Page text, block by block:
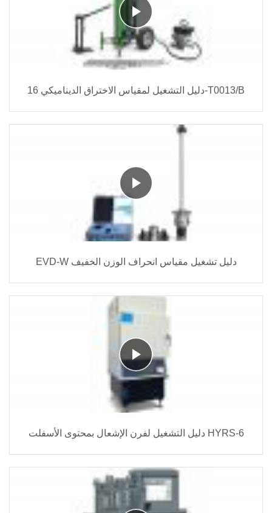
دليل التشغيل لمقياس الاختراق الديناميكي 16-T0013/B
EVD-W دليل تشغيل مقياس انحراف الوزن الخفيف
دليل التشغيل لفرن الإشعال بمحتوى الأسفلت HYRS-6